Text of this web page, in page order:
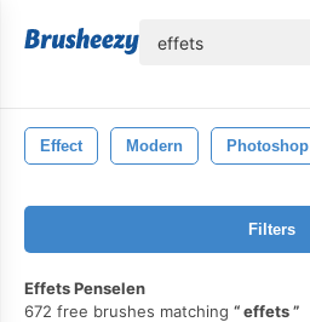
Effect Modern Photoshop
Filters
Effets Penselen
672 free brushes matching
effets